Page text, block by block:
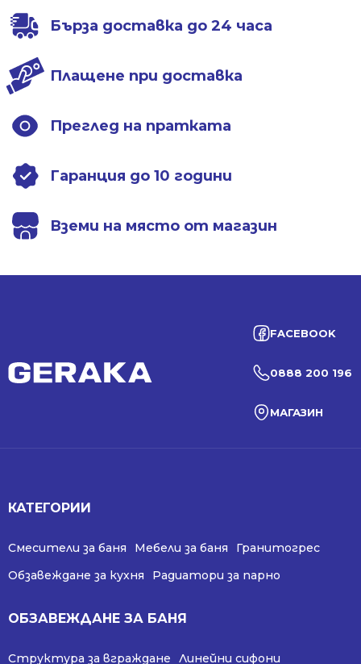
Бърза доставка до 24 часа
Плащене при доставка
Преглед на пратката
Гаранция до 10 години
Вземи на място от магазин
FACEBOOK
0888 200 196
МАГАЗИН
КАТЕГОРИИ
Смесители за баня Мебели за баня
Гранитогрес
Обзавеждане за кухня
Радиатори за парно
ОБЗАВЕЖДАНЕ ЗА БАНЯ
Структура за вграждане
Линейни сифони